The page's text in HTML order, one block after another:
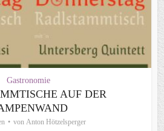
Gastronomie
AUF DER
von Anton Hötzelsperger